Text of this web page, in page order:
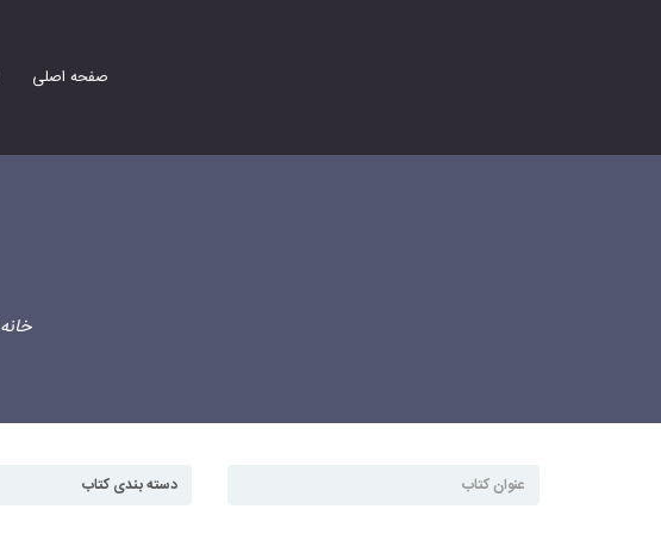
صفحه اصلی
خانه